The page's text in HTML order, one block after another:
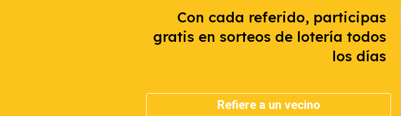
Con cada referido, participas
gratis en sorteos de lotería todos
los días
Refiere a un vecino